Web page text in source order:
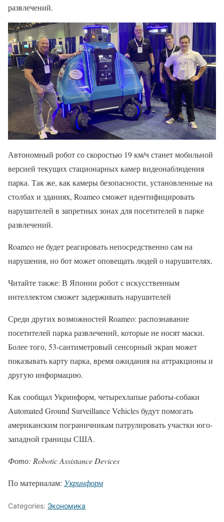
развлечений.
Автономный робот со скоростью 19 км/ч станет мобильной
версией текущих стационарных камер видеонаблюдения
парка. Так же, как камеры безопасности, установленные на
столбах и зданиях, Roameo сможет идентифицировать
нарушителей в запретных зонах для посетителей в парке
развлечений.
Roameo не будет реагировать непосредственно сам на
нарушения, но бот может оповещать людей о нарушителях.
Читайте также: В Японии робот с искусственным
интеллектом сможет задерживать нарушителей
Среди других возможностей Roameo: распознавание
посетителей парка развлечений, которые не носят маски.
Более того, 53-сантиметровый сенсорный экран может
показывать карту парка, время ожидания на аттракционы и
другую информацию.
Как сообщал Укринформ, четырехлапые работы-собаки
Automated Ground Surveillance Vehicles будут помогать
американским пограничникам патрулировать участки юго-
западной границы США.
Фото: Robotic Assistance Devices
По материалам: Укринформ
Categories: Экономика